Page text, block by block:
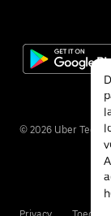
© 2026 Uber